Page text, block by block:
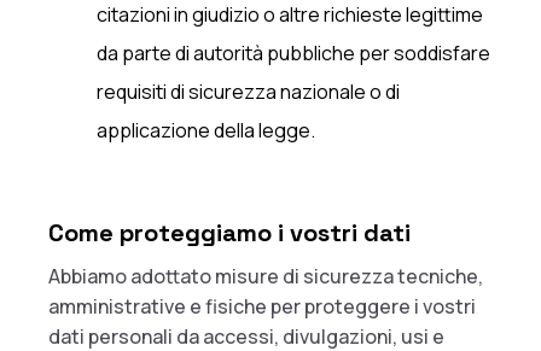
citazioni in giudizio o altre richieste legittime
da parte di autorità pubbliche per soddisfare
requisiti di sicurezza nazionale o di
applicazione della legge.
Come proteggiamo i vostri dati
Abbiamo adottato misure di sicurezza tecniche,
amministrative e fisiche per proteggere i vostri
dati personali da accessi, divulgazioni, usi e